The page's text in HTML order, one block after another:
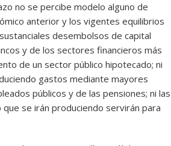
no se percibe modelo alguno de
anterior y los vigentes equilibrios
desembolsos de capital
y de los sectores financieros más
de un sector público hipotecado; ni
gastos mediante mayores
públicos y de las pensiones; ni las
se irán produciendo servirán para